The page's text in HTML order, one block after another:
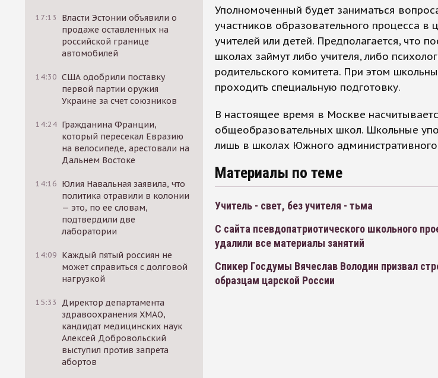
17:13
Власти Эстонии объявили о
продаже оставленных на
российской границе
автомобилей
14:30 США одобрили поставку
первой партии оружия
Украине за счет союзников
14:24 Гражданина Франции,
который пересекал Евразию
на велосипеде, арестовали на
Дальнем Востоке
14:16 Юлия Навальная заявила, что
политика отравили в колонии
— это, по ее словам,
подтвердили две
лаборатории
14:09 Каждый пятый россиян не
может справиться с долговой
нагрузкой
15:33
Директор департамента
здравоохранения ХМАО,
кандидат медицинских наук
Алексей Добровольский
выступил против запрета
абортов
Уполномоченный будет заниматься
участников образовательного процесса в
учителей или детей. Предполагается, что
школах займут либо учителя, либо
родительского комитета. При этом
проходить специальную подготовку.
В настоящее время в Москве
общеобразовательных школ. Школьные
лишь в школах Южного административного
Материалы по теме
Учитель - свет, без учителя - тьма
С сайта псевдопатриотического школьного
удалили все материалы занятий
Спикер Госдумы Вячеслав Володин призвал
образцам царской России